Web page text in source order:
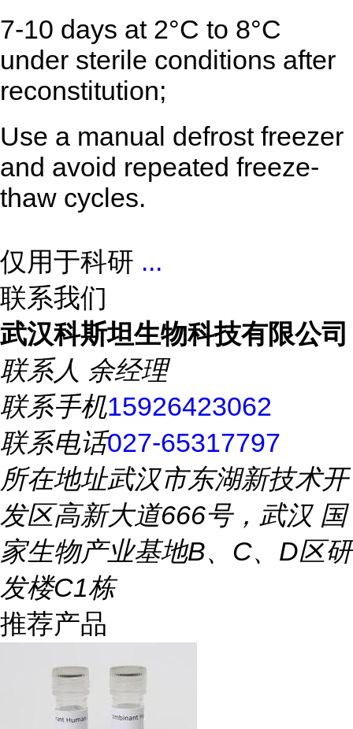
7-10 days at 2°C to 8°C
under sterile conditions after
reconstitution;
Use a manual defrost freezer
and avoid repeated freeze-
thaw cycles.
仅用于科研 ...
联系我们
武汉科斯坦生物科技有限公司
联系人 余经理
联系手机15926423062
联系电话027-65317797
所在地址武汉市东湖新技术开
发区高新大道666号，武汉 国
家生物产业基地B、C、D区研
发楼C1栋
推荐产品